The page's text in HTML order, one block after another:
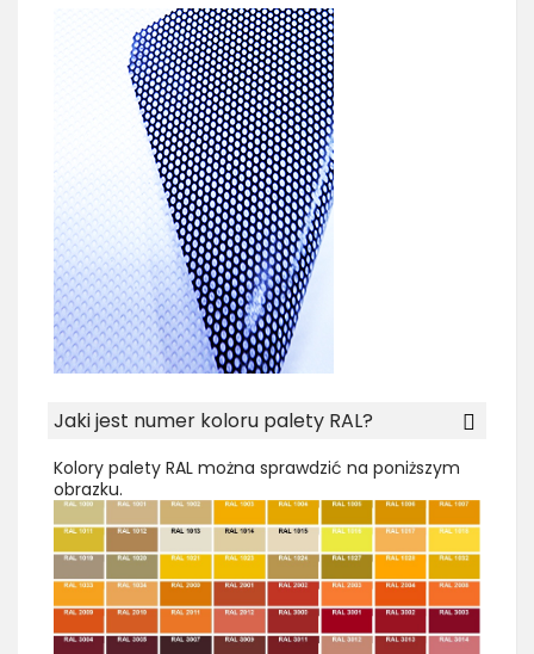
Jaki jest numer koloru palety RAL?
Kolory palety RAL można sprawdzić na poniższym
obrazku.